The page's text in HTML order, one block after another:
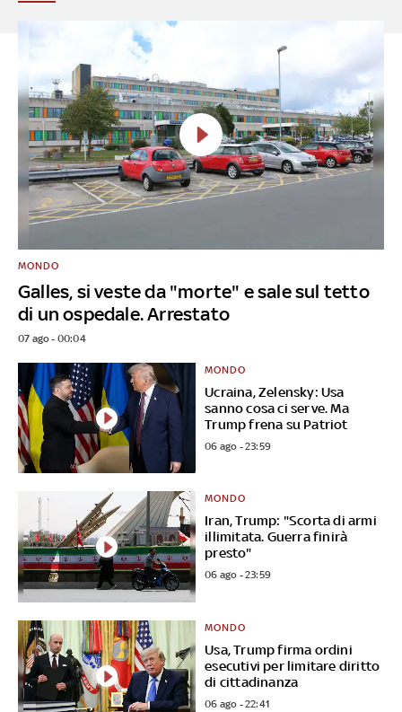
Galles, si veste da "morte" e sale sul tetto
di un ospedale. Arrestato
MONDO
07 ago - 00:04
Ucraina, Zelensky: Usa
sanno cosa ci serve. Ma
Trump frena su Patriot
MONDO
06 ago - 23:59
Iran, Trump: "Scorta di armi
illimitata. Guerra finirà
presto"
MONDO
06 ago - 23:59
Usa, Trump firma ordini
esecutivi per limitare diritto
di cittadinanza
MONDO
06 ago - 22:41